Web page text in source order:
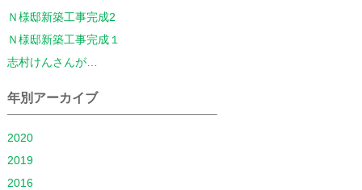
Ｎ様邸新築工事完成2
Ｎ様邸新築工事完成１
志村けんさんが…
年別アーカイブ
2020
2019
2016